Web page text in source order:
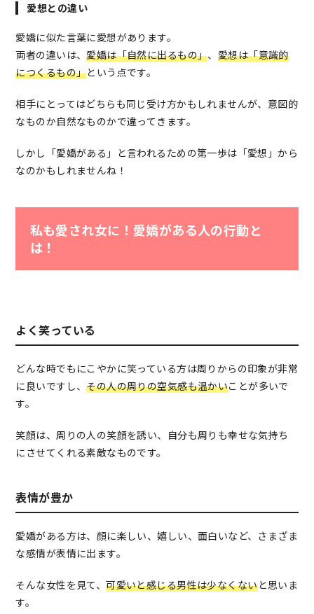
愛想との違い
愛嬌に似た言葉に愛想があります。
両者の違いは、愛嬌は「自然に出るもの」、 愛想は「意識的
につくるもの」という点です。
相手にとってはどちらも同じ受け方かもしれませんが、意図的
なものか自然なものかで違ってきます。
しかし「愛嬌がある」と言われるための第一歩は「愛想」から
なのかもしれませんね！
私も愛され女に！愛嬌がある人の行動と
は！
よく笑っている
どんな時でもにこやかに笑っている方は周りからの印象が非常
に良いですし、その人の周りの空気感も温かいことが多いで
す。
笑顔は、周りの人の笑顔を誘い、自分も周りも幸せな気持ち
にさせてくれる素敵なものです。
表情が豊か
愛嬌がある方は、顔に楽しい、嬉しい、面白いなど、さまざま
な感情が表情に出ます。
そんな女性を見て、可愛いと感じる男性は少なくないと思いま
す。